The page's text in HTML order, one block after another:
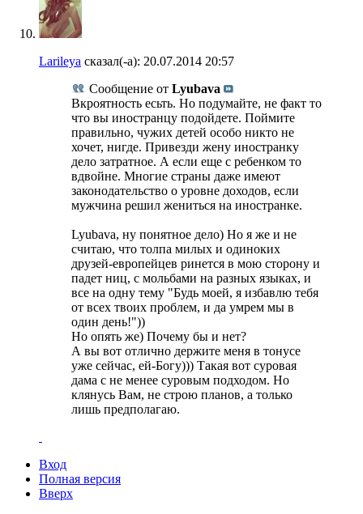
Larileya сказал(-а): 20.07.2014 20:57
Сообщение от Lyubava
Вкроятность есьть. Но подумайте, не факт то
что вы иностранцу подойдете. Поймите
правильно, чужих детей особо никто не
хочет, нигде. Привезди жену иностранку
дело затратное. А если еще с ребенком то
вдвойне. Многие страны даже имеют
законодательство о уровне доходов, если
мужчина решил жениться на иностранке.
Lyubava, ну понятное дело) Но я же и не
считаю, что толпа милых и одиноких
друзей-европейцев ринется в мою сторону и
падет ниц, с мольбами на разных языках, и
все на одну тему "Будь моей, я избавлю тебя
от всех твоих проблем, и да умрем мы в
один день!"))
Но опять же) Почему бы и нет?
А вы вот отлично держите меня в тонусе
уже сейчас, ей-Богу))) Такая вот суровая
дама с не менее суровым подходом. Но
клянусь Вам, не строю планов, а только
лишь предполагаю.
Вход
Полная версия
Вверх